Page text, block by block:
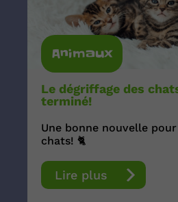
Animaux
Le dégriffage des
terminé!
Une bonne nouvelle
chats! 🐈
Lire plus